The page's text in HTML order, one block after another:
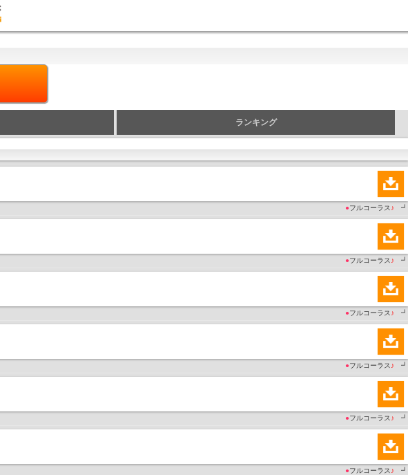
ランキング
●フルコーラス ♪ ┛
●フルコーラス ♪ ┛
●フルコーラス ♪ ┛
●フルコーラス ♪ ┛
●フルコーラス ♪ ┛
●フルコーラス ♪ ┛